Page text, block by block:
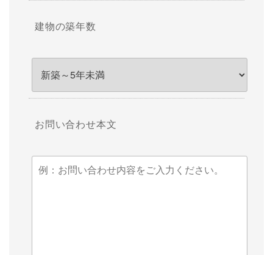
建物の築年数
お問い合わせ本文